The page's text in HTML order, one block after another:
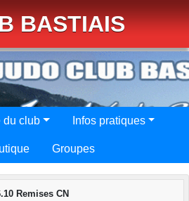
BASTIAIS
du club Infos pratiques
Groupes
Remises CN